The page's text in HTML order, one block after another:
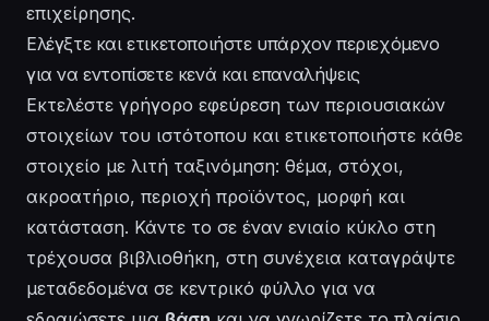
επιχείρησης.
Ελέγξτε και ετικετοποιήστε υπάρχον περιεχόμενο
για να εντοπίσετε κενά και επαναλήψεις
Εκτελέστε γρήγορο εφεύρεση των περιουσιακών
στοιχείων του ιστότοπου και ετικετοποιήστε κάθε
στοιχείο με λιτή ταξινόμηση: θέμα, στόχοι,
ακροατήριο, περιοχή προϊόντος, μορφή και
κατάσταση. Κάντε το σε έναν ενιαίο κύκλο στη
τρέχουσα βιβλιοθήκη, στη συνέχεια καταγράψτε
μεταδεδομένα σε κεντρικό φύλλο για να